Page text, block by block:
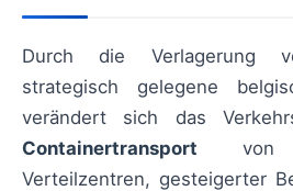
Durch die Verlagerung
strategisch gelegene
verändert sich das
Containertransport von
Verteilzentren, gesteigerter